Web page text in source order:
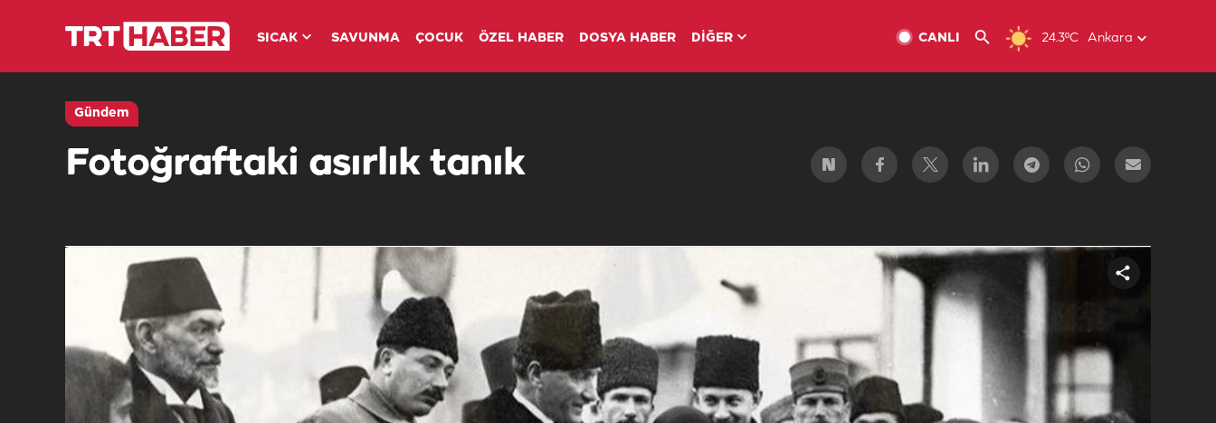
SICAK SAVUNMA ÇOCUK ÖZEL HABER DOSYA HABER DİĞER 24.3ºC Ankara
CANLI
Gündem
Fotoğraftaki asırlık tanık
Share